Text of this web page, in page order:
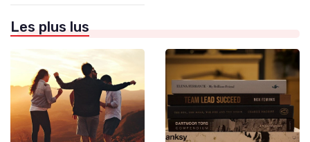
Les plus lus